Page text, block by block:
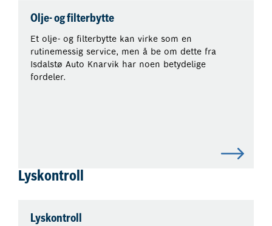
Olje- og filterbytte
Et olje- og filterbytte kan virke som en
rutinemessig service, men å be om dette fra
Isdalstø Auto Knarvik har noen betydelige
fordeler.
Lyskontroll
Lyskontroll